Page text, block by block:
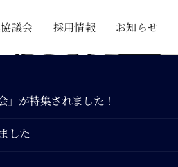
議会 採用情報 お知らせ
」が特集されました！
した